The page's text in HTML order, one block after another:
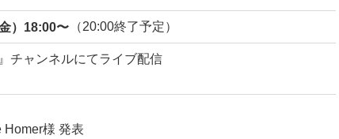
）18:00〜 （20:00終了予定）
チャンネルにてライブ配信
様 発表